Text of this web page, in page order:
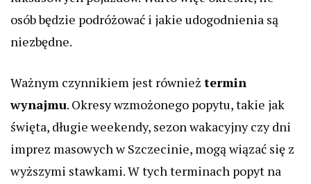
osób będzie podróżować i jakie udogodnienia są
niezbędne.
Ważnym czynnikiem jest również termin
wynajmu. Okresy wzmożonego popytu, takie jak
święta, długie weekendy, sezon wakacyjny czy dni
imprez masowych w Szczecinie, mogą wiązać się z
wyższymi stawkami. W tych terminach popyt na